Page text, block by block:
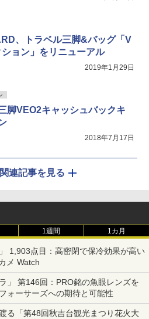
、トラベル三脚&バッグ「V
ション」をリニューアル
2019年1月29日
脚VEO2キャッシュバックキ
2018年7月17日
連記事を見る
1週間 1カ月
1,903点目：高密閉で保冷効果が高い
メ Watch
」 第146回：PRO銘の魚眼レンズを
ォーサーズへの期待と可能性
る「第48回秋吉台観光まつり花火大